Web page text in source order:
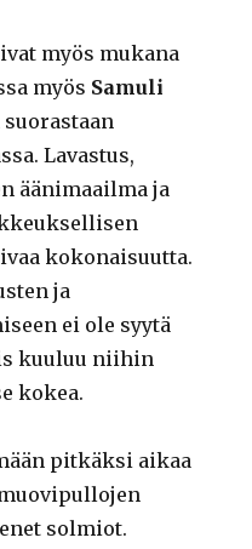
myös mukana
myös Samuli
Lavastus,
äänimaailma ja
kokonaisuutta.
ja
ei ole syytä
kuuluu niihin
kokea.
pitkäksi aikaa
solmiot.